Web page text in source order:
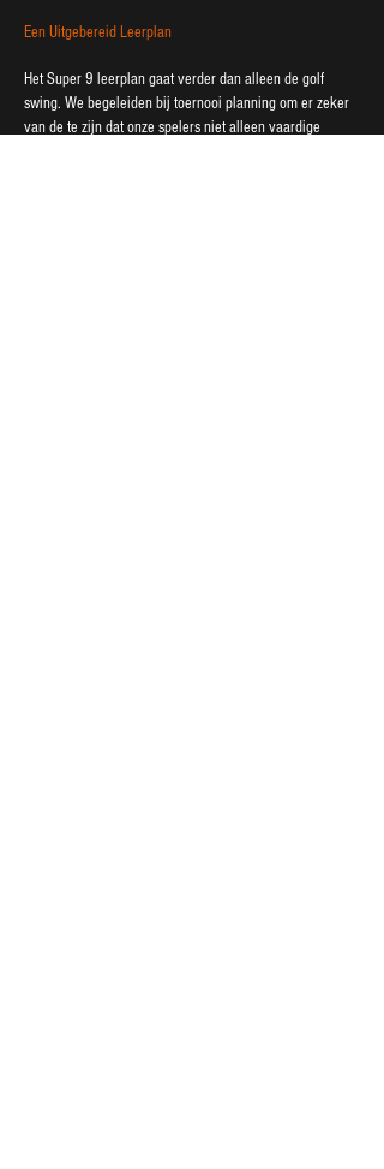
Een Uitgebereid Leerplan
Het Super 9 leerplan gaat verder dan alleen de golf
swing. We begeleiden bij toernooi planning om er zeker
van de te zijn dat onze spelers niet alleen vaardige